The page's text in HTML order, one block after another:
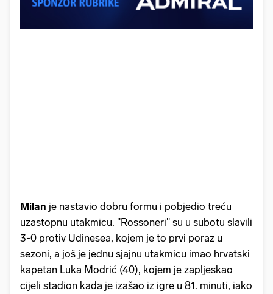
Milan je nastavio dobru formu i pobjedio treću
uzastopnu utakmicu. "Rossoneri" su u subotu slavili
3-0 protiv Udinesea, kojem je to prvi poraz u
sezoni, a još je jednu sjajnu utakmicu imao hrvatski
kapetan Luka Modrić (40), kojem je zapljeskao
cijeli stadion kada je izašao iz igre u 81. minuti, iako